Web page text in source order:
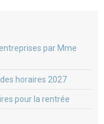
par Mme
horaires 2027
pour la rentrée